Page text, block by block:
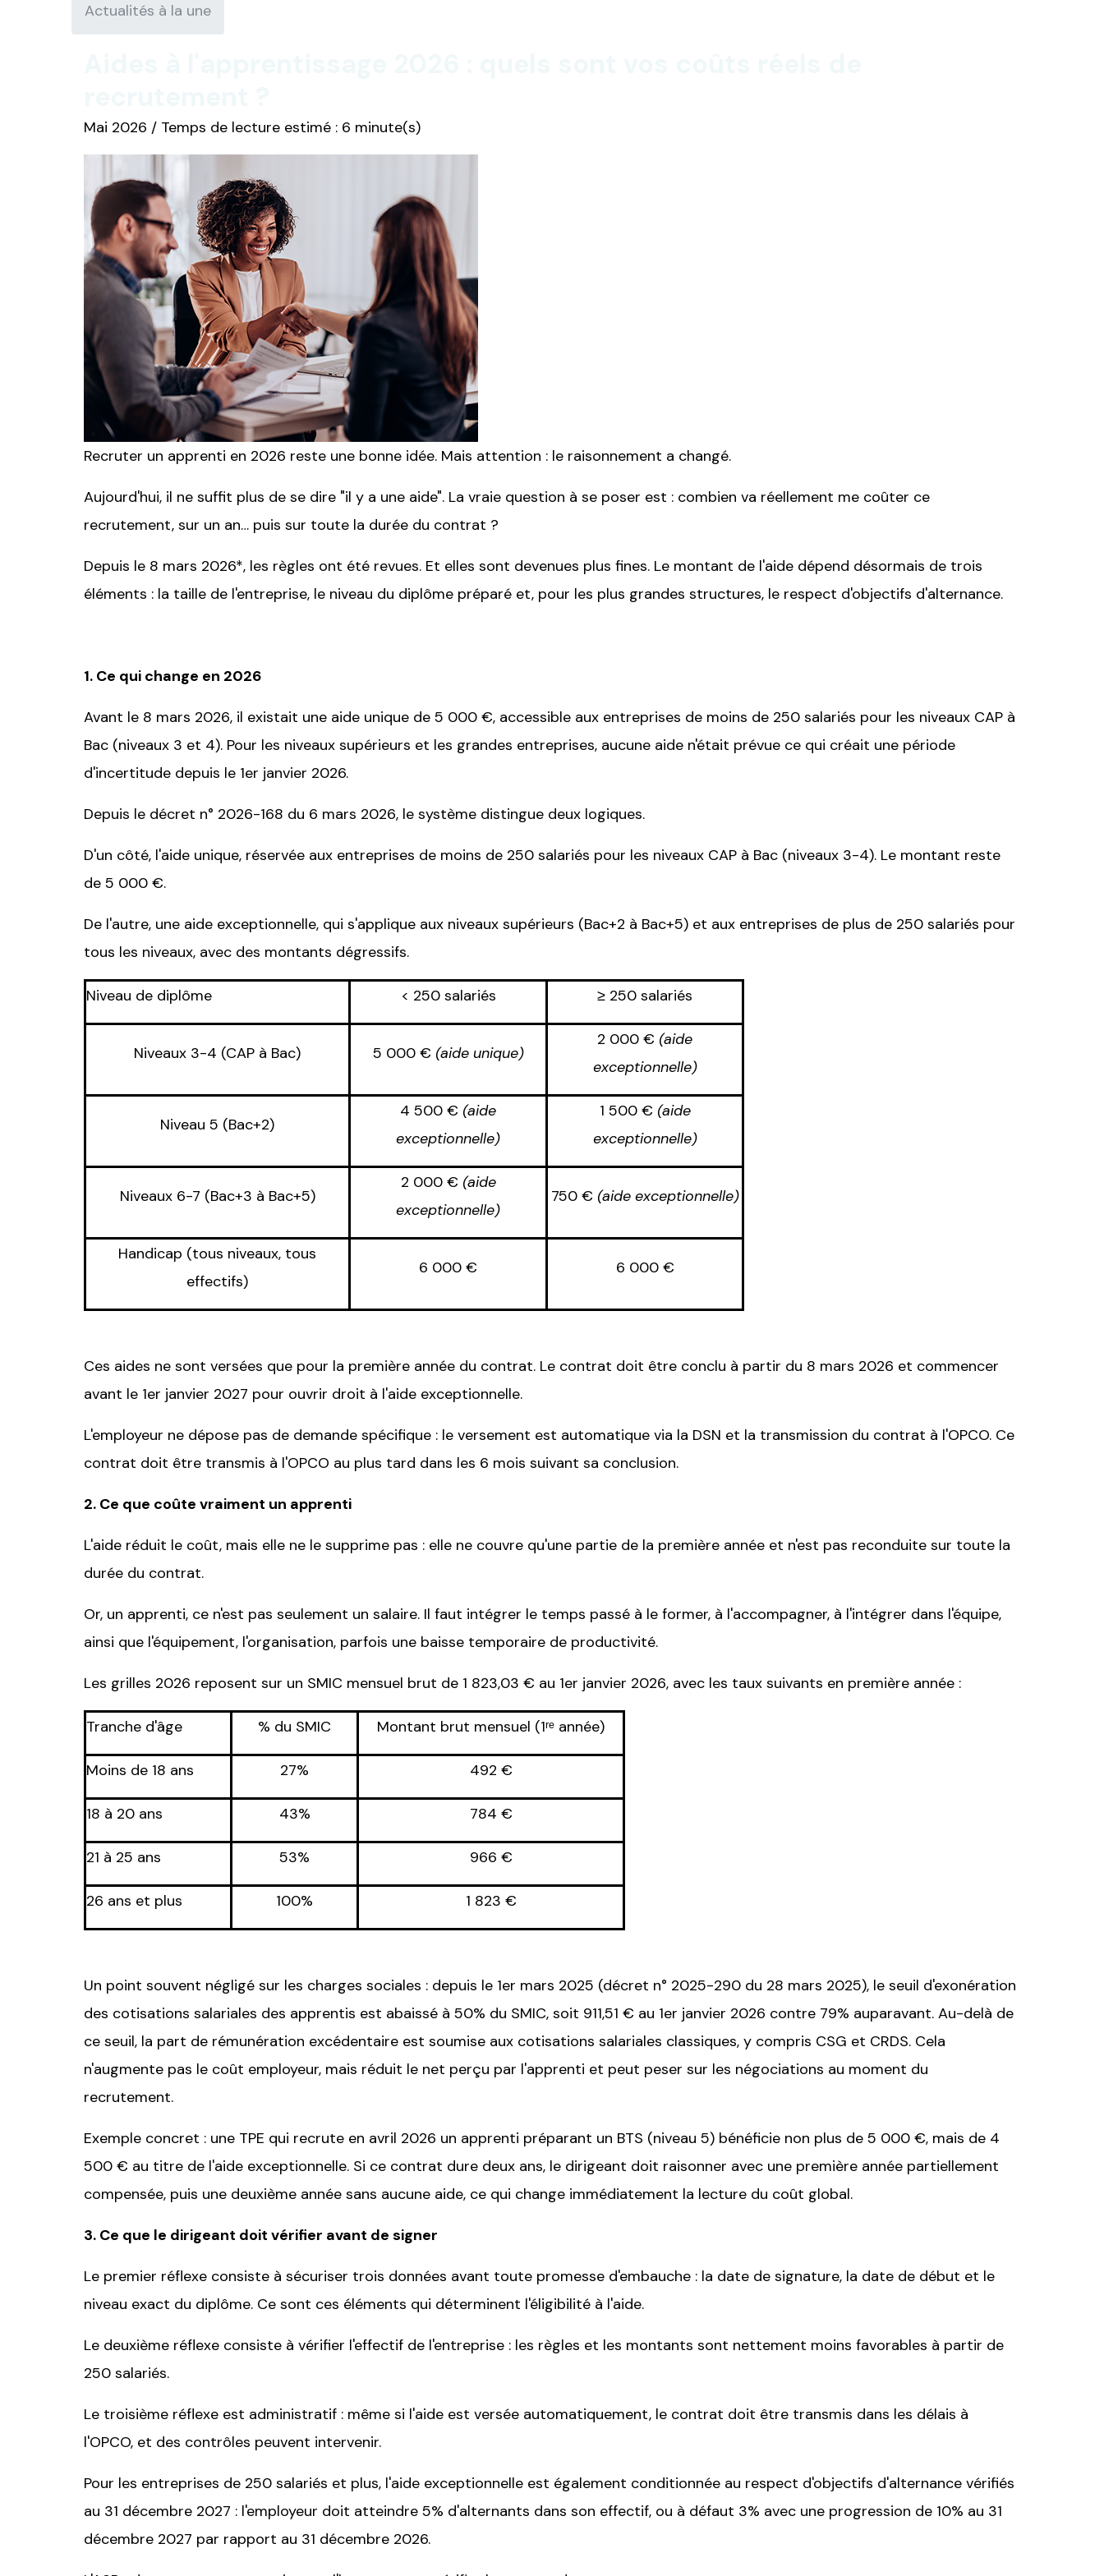
Actualités à la une
Mai 2026 / Temps de lecture estimé : 6 minute(s)
Recruter un apprenti en 2026 reste une bonne idée. Mais attention : le raisonnement a changé.
Aujourd'hui, il ne suffit plus de se dire "il y a une aide". La vraie question à se poser est : combien va réellement me coûter ce
recrutement, sur un an… puis sur toute la durée du contrat ?
Depuis le 8 mars 2026*, les règles ont été revues. Et elles sont devenues plus fines. Le montant de l'aide dépend désormais de trois
éléments : la taille de l'entreprise, le niveau du diplôme préparé et, pour les plus grandes structures, le respect d'objectifs d'alternance.
1. Ce qui change en 2026
Avant le 8 mars 2026, il existait une aide unique de 5 000 €, accessible aux entreprises de moins de 250 salariés pour les niveaux CAP à
Bac (niveaux 3 et 4). Pour les niveaux supérieurs et les grandes entreprises, aucune aide n'était prévue ce qui créait une période
d'incertitude depuis le 1er janvier 2026.
Depuis le décret n° 2026-168 du 6 mars 2026, le système distingue deux logiques.
D'un côté, l'aide unique, réservée aux entreprises de moins de 250 salariés pour les niveaux CAP à Bac (niveaux 3-4). Le montant reste
de 5 000 €.
De l'autre, une aide exceptionnelle, qui s'applique aux niveaux supérieurs (Bac+2 à Bac+5) et aux entreprises de plus de 250 salariés pour
tous les niveaux, avec des montants dégressifs.
Niveau de diplôme < 250 salariés ≥ 250 salariés
Niveaux 3-4 (CAP à Bac) 5 000 € (aide unique)
2 000 € (aide
exceptionnelle)
Niveau 5 (Bac+2)
4 500 € (aide
exceptionnelle)
1 500 € (aide
exceptionnelle)
Niveaux 6-7 (Bac+3 à Bac+5)
2 000 € (aide
exceptionnelle)
750 € (aide exceptionnelle)
Handicap (tous niveaux, tous
effectifs)
6 000 € 6 000 €
Ces aides ne sont versées que pour la première année du contrat. Le contrat doit être conclu à partir du 8 mars 2026 et commencer
avant le 1er janvier 2027 pour ouvrir droit à l'aide exceptionnelle.
L'employeur ne dépose pas de demande spécifique : le versement est automatique via la DSN et la transmission du contrat à l'OPCO. Ce
contrat doit être transmis à l'OPCO au plus tard dans les 6 mois suivant sa conclusion.
2. Ce que coûte vraiment un apprenti
L'aide réduit le coût, mais elle ne le supprime pas : elle ne couvre qu'une partie de la première année et n'est pas reconduite sur toute la
durée du contrat.
Or, un apprenti, ce n'est pas seulement un salaire. Il faut intégrer le temps passé à le former, à l'accompagner, à l'intégrer dans l'équipe,
ainsi que l'équipement, l'organisation, parfois une baisse temporaire de productivité.
Les grilles 2026 reposent sur un SMIC mensuel brut de 1 823,03 € au 1er janvier 2026, avec les taux suivants en première année :
Tranche d'âge % du SMIC Montant brut mensuel (1ʳᵉ année)
Moins de 18 ans 27% 492 €
18 à 20 ans 43% 784 €
21 à 25 ans 53% 966 €
26 ans et plus 100% 1 823 €
Un point souvent négligé sur les charges sociales : depuis le 1er mars 2025 (décret n° 2025-290 du 28 mars 2025), le seuil d'exonération
des cotisations salariales des apprentis est abaissé à 50% du SMIC, soit 911,51 € au 1er janvier 2026 contre 79% auparavant. Au-delà de
ce seuil, la part de rémunération excédentaire est soumise aux cotisations salariales classiques, y compris CSG et CRDS. Cela
n'augmente pas le coût employeur, mais réduit le net perçu par l'apprenti et peut peser sur les négociations au moment du
recrutement.
Exemple concret : une TPE qui recrute en avril 2026 un apprenti préparant un BTS (niveau 5) bénéficie non plus de 5 000 €, mais de 4
500 € au titre de l'aide exceptionnelle. Si ce contrat dure deux ans, le dirigeant doit raisonner avec une première année partiellement
compensée, puis une deuxième année sans aucune aide, ce qui change immédiatement la lecture du coût global.
3. Ce que le dirigeant doit vérifier avant de signer
Le premier réflexe consiste à sécuriser trois données avant toute promesse d'embauche : la date de signature, la date de début et le
niveau exact du diplôme. Ce sont ces éléments qui déterminent l'éligibilité à l'aide.
Le deuxième réflexe consiste à vérifier l'effectif de l'entreprise : les règles et les montants sont nettement moins favorables à partir de
250 salariés.
Le troisième réflexe est administratif : même si l'aide est versée automatiquement, le contrat doit être transmis dans les délais à
l'OPCO, et des contrôles peuvent intervenir.
Pour les entreprises de 250 salariés et plus, l'aide exceptionnelle est également conditionnée au respect d'objectifs d'alternance vérifiés
au 31 décembre 2027 : l'employeur doit atteindre 5% d'alternants dans son effectif, ou à défaut 3% avec une progression de 10% au 31
décembre 2027 par rapport au 31 décembre 2026.